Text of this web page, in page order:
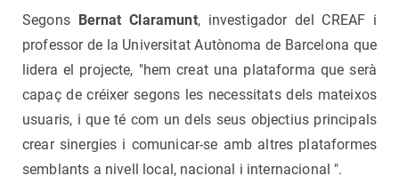
Segons Bernat Claramunt, investigador del CREAF i
professor de la Universitat Autònoma de Barcelona que
lidera el projecte, "hem creat una plataforma que serà
capaç de créixer segons les necessitats dels mateixos
usuaris, i que té com un dels seus objectius principals
crear sinergies i comunicar-se amb altres plataformes
semblants a nivell local, nacional i internacional ".